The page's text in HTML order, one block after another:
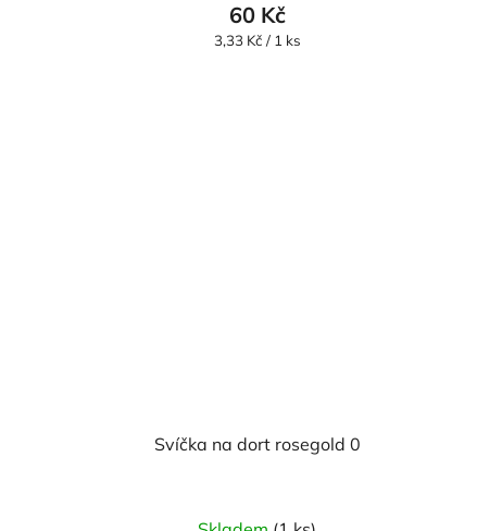
60 Kč
Měrná
3,33 Kč / 1 ks
Svíčka na dort rosegold 0